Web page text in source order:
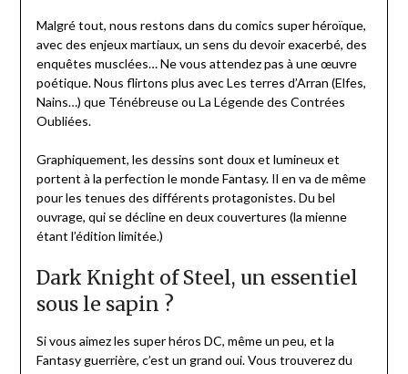
Malgré tout, nous restons dans du comics super héroïque,
avec des enjeux martiaux, un sens du devoir exacerbé, des
enquêtes musclées… Ne vous attendez pas à une œuvre
poétique. Nous flirtons plus avec Les terres d’Arran (Elfes,
Nains…) que Ténébreuse ou La Légende des Contrées
Oubliées.
Graphiquement, les dessins sont doux et lumineux et
portent à la perfection le monde Fantasy. Il en va de même
pour les tenues des différents protagonistes. Du bel
ouvrage, qui se décline en deux couvertures (la mienne
étant l’édition limitée.)
Dark Knight of Steel, un essentiel
sous le sapin ?
Si vous aimez les super héros DC, même un peu, et la
Fantasy guerrière, c’est un grand oui. Vous trouverez du